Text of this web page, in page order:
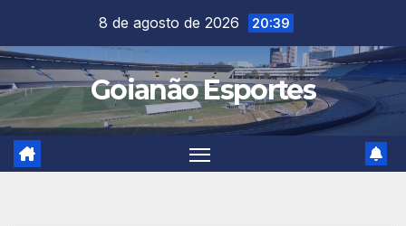
content
8 de agosto de 2026 20:39
Goianão Esportes